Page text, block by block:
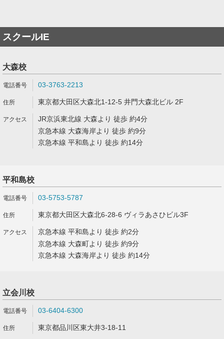
スクールIE
大森校
03-3763-2213
東京都大田区大森北1-12-5 井門大森北ビル 2F
JR京浜東北線 大森より 徒歩 約4分
京急本線 大森海岸より 徒歩 約9分
京急本線 平和島より 徒歩 約14分
平和島校
03-5753-5787
東京都大田区大森北6-28-6 ヴィラあさひビル3F
京急本線 平和島より 徒歩 約2分
京急本線 大森町より 徒歩 約9分
京急本線 大森海岸より 徒歩 約14分
立会川校
03-6404-6300
東京都品川区東大井3-18-11